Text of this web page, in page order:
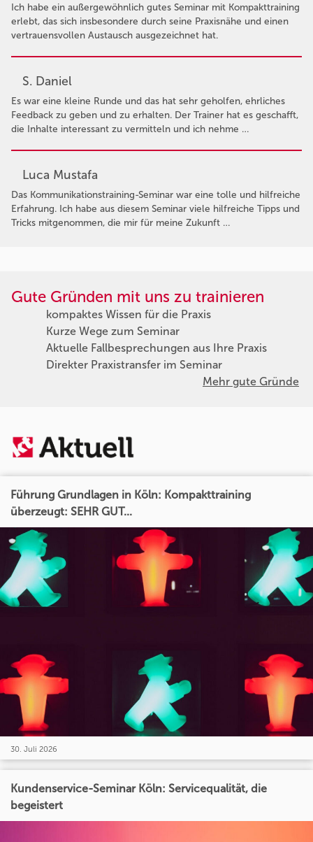
Ich habe ein außergewöhnlich gutes Seminar mit Kompakttraining
erlebt, das sich insbesondere durch seine Praxisnähe und einen
vertrauensvollen Austausch ausgezeichnet hat.
S. Daniel
Es war eine kleine Runde und das hat sehr geholfen, ehrliches
Feedback zu geben und zu erhalten. Der Trainer hat es geschafft,
die Inhalte interessant zu vermitteln und ich nehme …
Luca Mustafa
Das Kommunikationstraining-Seminar war eine tolle und hilfreiche
Erfahrung. Ich habe aus diesem Seminar viele hilfreiche Tipps und
Tricks mitgenommen, die mir für meine Zukunft …
Gute Gründen mit uns zu trainieren
kompaktes Wissen für die Praxis
Kurze Wege zum Seminar
Aktuelle Fallbesprechungen aus Ihre Praxis
Direkter Praxistransfer im Seminar
Mehr gute Gründe
Führung Grundlagen in Köln: Kompakttraining
überzeugt: SEHR GUT...
30. Juli 2026
Kundenservice-Seminar Köln: Servicequalität, die
begeistert